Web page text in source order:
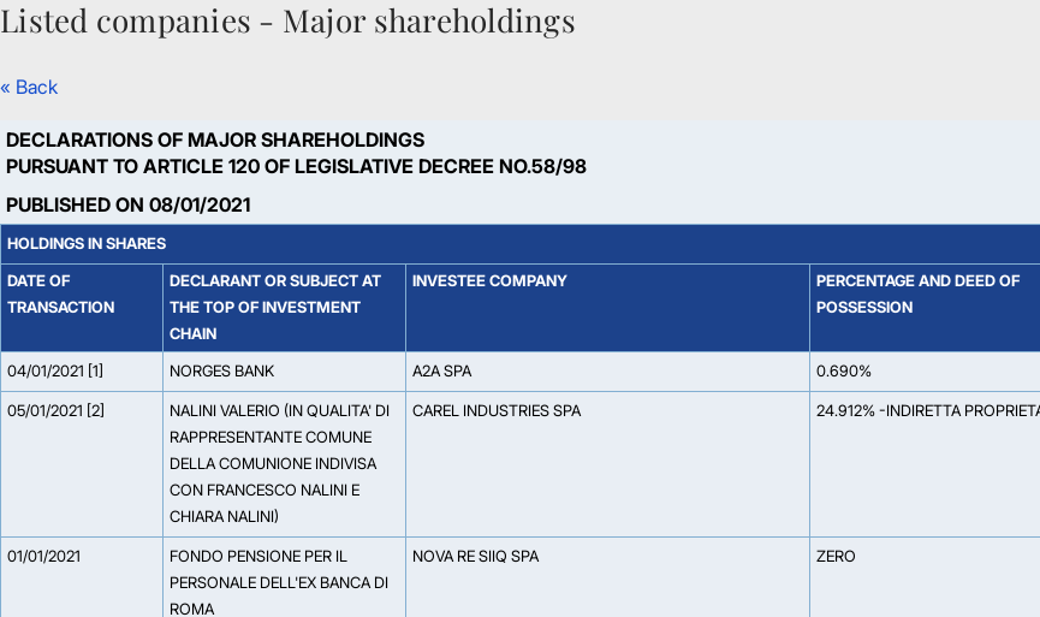
Skip to Main Content
Listed companies - Major shareholdings
« Back
DECLARATIONS OF MAJOR SHAREHOLDINGS
PURSUANT TO ARTICLE 120 OF LEGISLATIVE DECREE NO.58/98
PUBLISHED ON 08/01/2021
HOLDINGS IN SHARES
DATE OF
TRANSACTION
DECLARANT OR SUBJECT AT
THE TOP OF INVESTMENT
CHAIN
INVESTEE COMPANY
PERCENTAGE AND DEED OF
POSSESSION
04/01/2021 [1] NORGES BANK A2A SPA 0.690%
05/01/2021 [2]
NALINI VALERIO (IN QUALITA' DI
RAPPRESENTANTE COMUNE
DELLA COMUNIONE INDIVISA
CON FRANCESCO NALINI E
CHIARA NALINI)
CAREL INDUSTRIES SPA 24.912% -INDIRETTA
01/01/2021
FONDO PENSIONE PER IL
PERSONALE DELL'EX BANCA DI
ROMA
NOVA RE SIIQ SPA ZERO